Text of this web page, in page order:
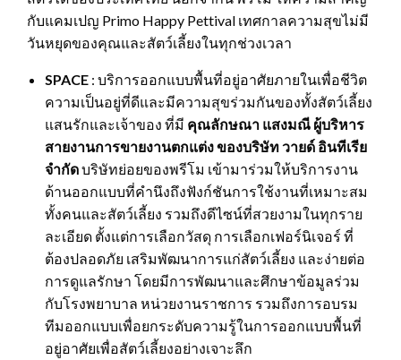
กับแคมเปญ Primo Happy Pettival เทศกาลความสุขไม่มี
วันหยุดของคุณและสัตว์เลี้ยงในทุกช่วงเวลา
SPACE : บริการออกแบบพื้นที่อยู่อาศัยภายในเพื่อชีวิต
ความเป็นอยู่ที่ดีและมีความสุขร่วมกันของทั้งสัตว์เลี้ยง
แสนรักและเจ้าของ ที่มี คุณลักษณา แสงมณี ผู้บริหาร
สายงานการขายงานตกแต่ง ของบริษัท วายด์ อินทีเรีย
จำกัดบริษัทย่อยของพรีโม เข้ามาร่วมให้บริการงาน
ด้านออกแบบที่คำนึงถึงฟังก์ชันการใช้งานที่เหมาะสม
ทั้งคนและสัตว์เลี้ยง รวมถึงดีไซน์ที่สวยงามในทุกราย
ละเอียด ตั้งแต่การเลือกวัสดุ การเลือกเฟอร์นิเจอร์ ที่
ต้องปลอดภัย เสริมพัฒนาการแก่สัตว์เลี้ยง และง่ายต่อ
การดูแลรักษา โดยมีการพัฒนาและศึกษาข้อมูลร่วม
กับโรงพยาบาล หน่วยงานราชการ รวมถึงการอบรม
ทีมออกแบบเพื่อยกระดับความรู้ในการออกแบบพื้นที่
อยู่อาศัยเพื่อสัตว์เลี้ยงอย่างเจาะลึก